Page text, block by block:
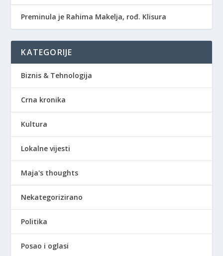
Preminula je Rahima Makelja, rođ. Klisura
KATEGORIJE
Biznis & Tehnologija
Crna kronika
Kultura
Lokalne vijesti
Maja's thoughts
Nekategorizirano
Politika
Posao i oglasi